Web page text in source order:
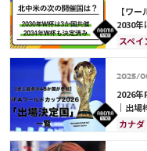
オー
スペイ
イラン
サディ
アント
オラン
ルカ
【ワ
2030
催！ ウ
スペイ
サウ
イング
スイス
2025/
2026
｜出
カナダ